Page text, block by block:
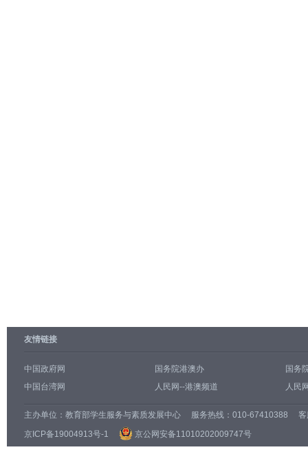
友情链接
中国政府网 国务院港澳办
国务
中国台湾网
人民网--港澳频道 人民
主办单位： 教育部学生服务与素质发展中心 服务热线：010-67410388 客
京ICP备19004913号-1
京公网安备11010202009747号